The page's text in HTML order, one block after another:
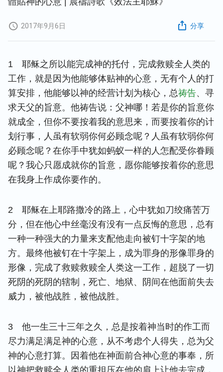
2017年9月6日 分享
1 耶稣之所以能完成神的托付，完成救赎全人类的
工作，就是因为他能够体贴神的心意，无有个人的打
算安排，他能够以神的经营计划为核心，总祷告、寻
求天父的旨意。他祷告说：父神哪！若是你的旨意你
就成全，但你不要按着我的意思来，而要按着你的计
划行事，人虽有软弱你何必顾念呢？人虽有软弱你何
必顾念呢？在你手中犹如蚂蚁一样的人怎配受你眷顾
呢？我心只愿成就你的旨意，愿你能够按着你的意思
在我身上作成你要作的。
2 耶稣在上耶路撒冷的路上，心中犹如刀绞痛苦万
分，但在他心中丝毫没有没有一点反悔的意思，总有
一种一种强大的力量来支配他走向被钉十字架的地
方。最终他被钉在十字架上，成为罪身的形像罪身的
形像，完成了救赎救赎全人类这一工作，超脱了一切
死阴的死阴的辖制，死亡、地狱、阴间在他面前失去
威力，被他战胜，被他战胜。
3 他一生三十三年之久，总是按着神当时的作工而
尽力满足满足神的心意，从不考虑个人得失，总为父
神的心意打算。因着他在神面前合神心意的事奉，所
以神把救赎全人类的重担压在他的肩上让他去完成，